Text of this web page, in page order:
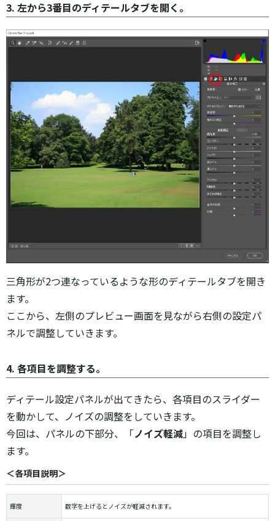
3. 左から3番目のディテールタブを開く。
三角形が2つ連なっているような形のディテールタブを開き
ます。
ここから、左側のプレビュー画面を見ながら右側の設定パ
ネルで調整していきます。
4. 各項目を調整する。
ディテール設定パネルが出てきたら、各項目のスライダー
を動かして、ノイズの調整をしていきます。
今回は、パネルの下部分、「ノイズ軽減」の項目を調整し
ます。
＜各項目説明＞
輝度 数字を上げるとノイズが軽減されます。